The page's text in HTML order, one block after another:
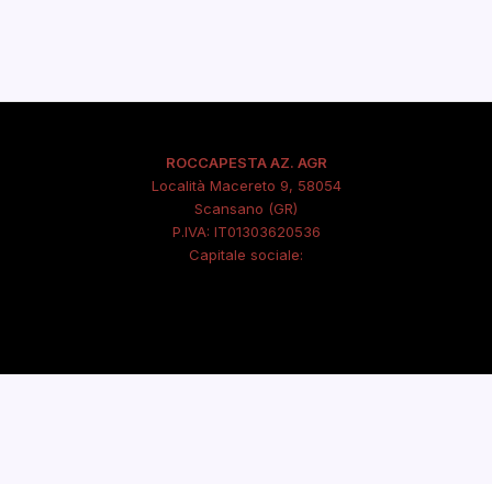
ROCCAPESTA AZ. AGR
Località Macereto 9, 58054
Scansano (GR)
P.IVA: IT01303620536
Capitale sociale: